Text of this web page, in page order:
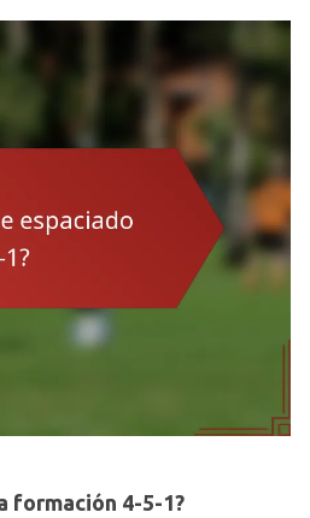
formación 4-5-1?